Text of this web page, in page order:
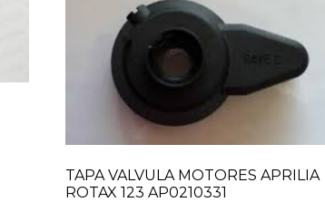
TAPA VALVULA MOTORES APRILIA
ROTAX 123 AP0210331